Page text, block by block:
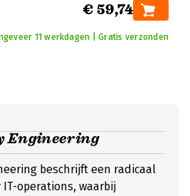
€ 59,74
11 werkdagen | Gratis verzonden
Engineering
beschrijft een radicaal
operations, waarbij